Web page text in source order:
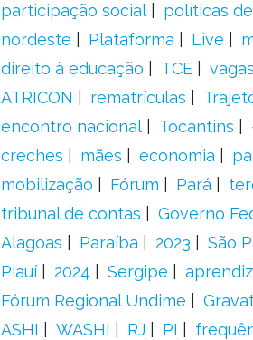
participação social
políticas
nordeste
Plataforma Live
direito à educação
TCE vagas
ATRICON
rematrículas
encontro nacional
Tocantins
creches
mães economia
mobilização
Fórum Pará
tribunal de contas
Governo
Alagoas
Paraíba 2023 São
Piauí
2024 Sergipe
Fórum Regional Undime
ASHI
WASHI RJ PI